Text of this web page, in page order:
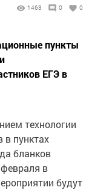
1463 0 0
пункты
ЕГЭ в
технологии
в пунктах
бланков
в
будут